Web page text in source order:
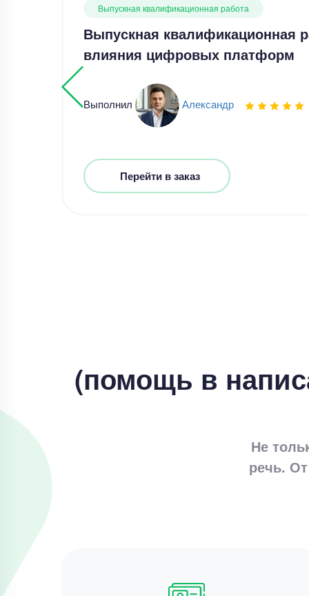
Выпускная квалификационная работа
Выпускная квалификационная
влияния цифровых платформ
Выполнил Александр
Перейти в заказ
(помощь в
Не
речь.